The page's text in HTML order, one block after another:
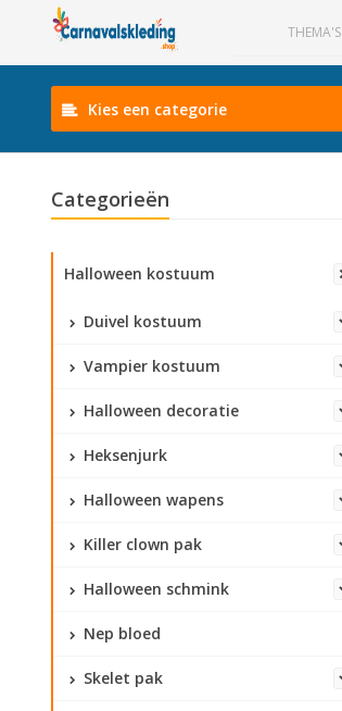
THEMA'S
Kies een categorie
Categorieën
Halloween kostuum
Duivel kostuum
Vampier kostuum
Halloween decoratie
Heksenjurk
Halloween wapens
Killer clown pak
Halloween schmink
Nep bloed
Skelet pak